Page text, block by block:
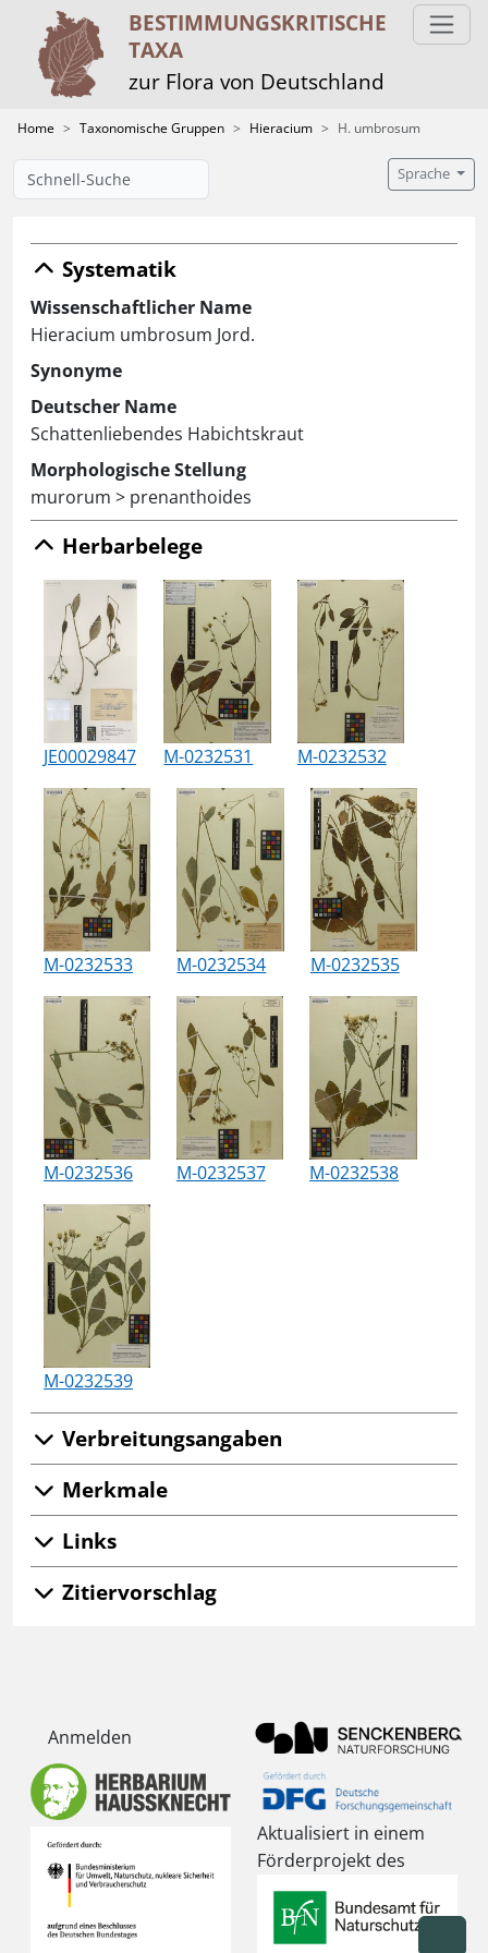
BESTIMMUNGS­KRITISCHE
TAXA
zur Flora von Deutschland
Home Taxonomische Gruppen Hieracium H. umbrosum
Sprache
Systematik
Wissenschaftlicher Name
Hieracium umbrosum Jord.
Synonyme
Deutscher Name
Schattenliebendes Habichtskraut
Morphologische Stellung
murorum > prenanthoides
Herbarbelege
JE00029847 M-0232531 M-0232532
M-0232533 M-0232534 M-0232535
M-0232536 M-0232537 M-0232538
M-0232539
Verbreitungsangaben
Merkmale
Links
Zitiervorschlag
Anmelden
Aktualisiert in einem
Förderprojekt des